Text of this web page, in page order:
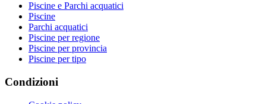
Piscine e Parchi acquatici
Piscine
Parchi acquatici
Piscine per regione
Piscine per provincia
Piscine per tipo
Condizioni